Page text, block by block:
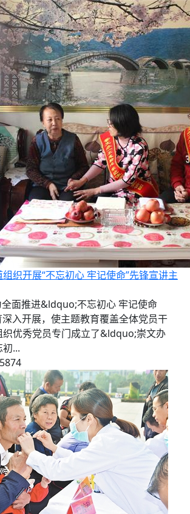
织开展“不忘初心 牢记使命”先锋宣讲主
面推进&ldquo;不忘初心 牢记使命
入开展，使主题教育覆盖全体党员干
织优秀党员专门成立了&ldquo;崇文办
...
5874